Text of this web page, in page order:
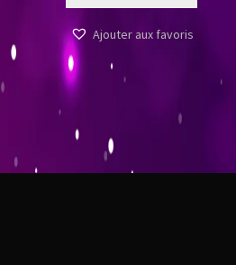
Ajouter aux favoris